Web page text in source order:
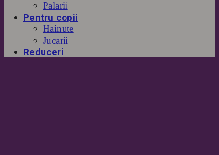
Palarii
Pentru copii
Hainute
Jucarii
Reduceri